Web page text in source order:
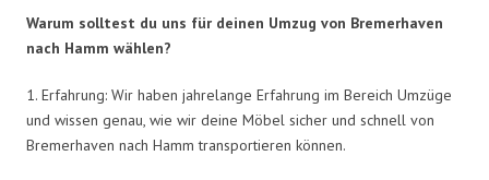
Warum solltest du uns für deinen Umzug von Bremerhaven
nach Hamm wählen?
1. Erfahrung: Wir haben jahrelange Erfahrung im Bereich Umzüge
und wissen genau, wie wir deine Möbel sicher und schnell von
Bremerhaven nach Hamm transportieren können.